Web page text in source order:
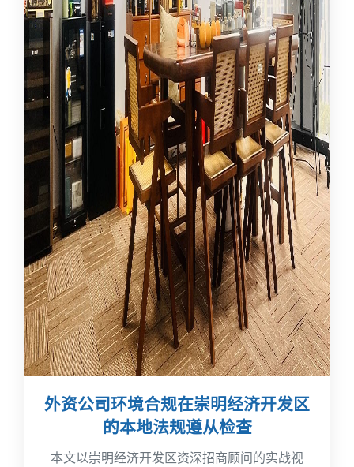
外资公司环境合规在崇明经济开发区
的本地法规遵从检查
本文以崇明经济开发区资深招商顾问的实战视